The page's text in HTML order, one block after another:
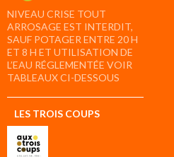
NIVEAU CRISE TOUT
ARROSAGE EST INTERDIT,
SAUF POTAGER ENTRE 20 H
ET 8 H ET UTILISATION DE
L’EAU RÉGLEMENTÉE VOIR
TABLEAUX CI-DESSOUS
LES TROIS COUPS